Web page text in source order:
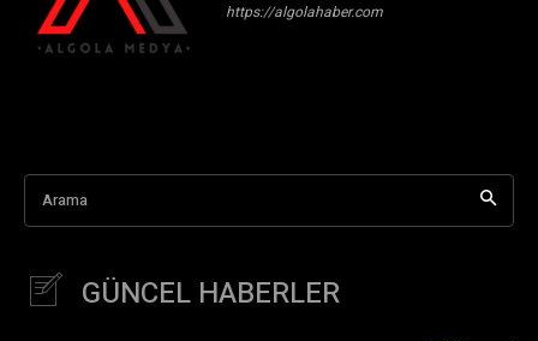
https://algolahaber.com
Arama
GÜNCEL HABERLER